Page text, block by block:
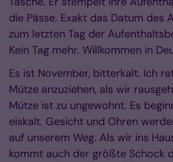
die Pässe. Exakt das Datum des
zum letzten Tag der
Kein Tag mehr. Willkommen in
Es ist November, bitterkalt. Ich
Mütze anzuziehen, als wir
Mütze ist zu ungewohnt. Es
eiskalt. Gesicht und Ohren
auf unserem Weg. Als wir ins
kommt auch der größte Schock